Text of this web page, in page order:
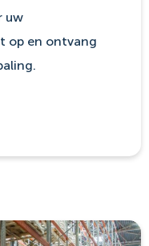
uw
op en ontvang